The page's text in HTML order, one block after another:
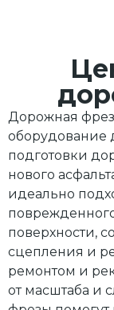
Дорожная
оборудование
подготовки
нового
идеально
поверхности,
сцепления и
ремонтом и
от масштаба и